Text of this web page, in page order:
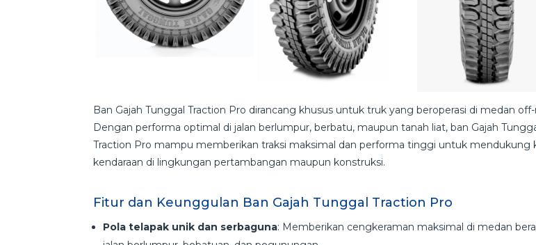
Ban Gajah Tunggal Traction Pro dirancang khusus untuk truk yang beroperasi di medan off-
Dengan performa optimal di jalan berlumpur, berbatu, maupun tanah liat, ban Gajah
Traction Pro mampu memberikan traksi maksimal dan performa tinggi untuk mendukung
kendaraan di lingkungan pertambangan maupun konstruksi.
Fitur dan Keunggulan Ban Gajah Tunggal Traction Pro
Pola telapak unik dan serbaguna: Memberikan cengkeraman maksimal di medan